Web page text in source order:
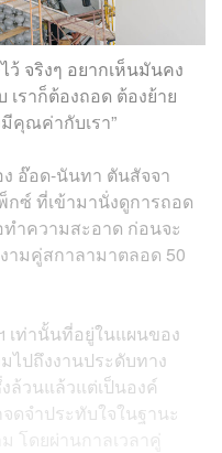
ว้ จริงๆ อยากเห็นมันคง
เราก็ต้องถอด ต้องย้าย
คุณค่ากับเรา”
ง อ๊อด-นันทา ตันสัจจา
กซ์ ที่เข้ามานั่งดูการถอด
ำความสะอาด ก่อนจะ
มคู่สกาลามาตลอด 50
เท่านั้นที่อยู่ในแผนของ
ไปถึงงานประดับทาง
ล้วนแล้วแต่เป็นองค์
จดจำประทับใจในฐานะ
ดยผ่านกาลเวลาคู่